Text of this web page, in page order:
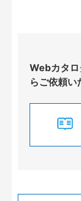
Webカタロ
らご依頼い